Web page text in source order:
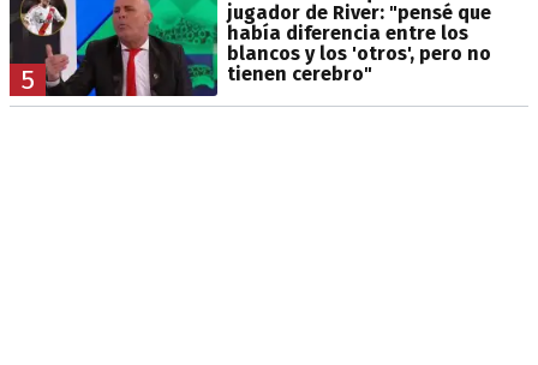
5
jugador de River: "pensé que
había diferencia entre los
blancos y los 'otros', pero no
tienen cerebro"